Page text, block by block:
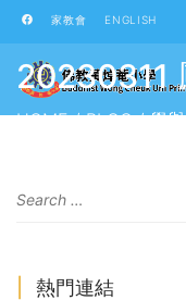
家教會 ENGLISH
20230311
HOME / BLOG / 學
熱門連結